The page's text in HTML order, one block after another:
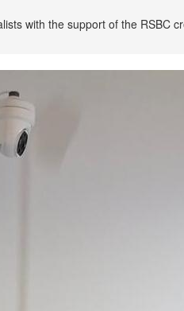
with the support of the RSBC